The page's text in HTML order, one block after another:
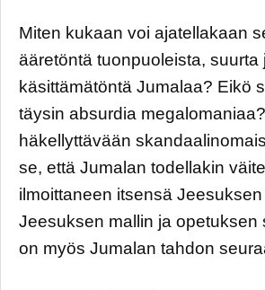
Miten kukaan voi ajatellakaan
ääretöntä tuonpuoleista, suurta
käsittämätöntä Jumalaa? Eikö
täysin absurdia
häkellyttävään
se, että Jumalan todellakin
ilmoittaneen itsensä
Jeesuksen mallin ja opetuksen
on myös Jumalan tahdon